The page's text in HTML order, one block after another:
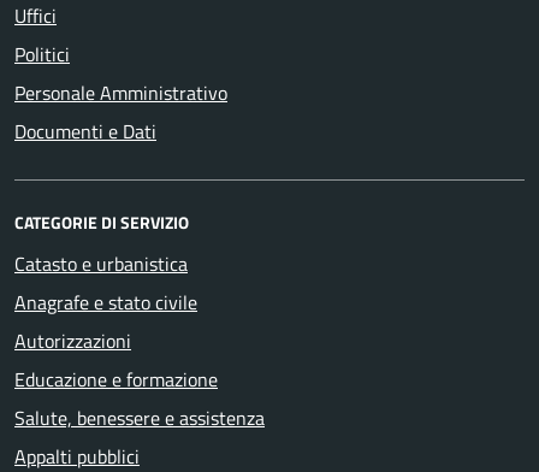
Uffici
Politici
Personale Amministrativo
Documenti e Dati
CATEGORIE DI SERVIZIO
Catasto e urbanistica
Anagrafe e stato civile
Autorizzazioni
Educazione e formazione
Salute, benessere e assistenza
Appalti pubblici